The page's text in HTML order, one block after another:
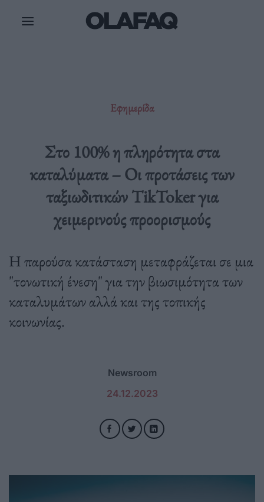
Εφημερίδα
Στο 100% η πληρότητα στα
καταλύματα – Οι προτάσεις των
ταξιωδιτικών TikToker για
χειμερινούς προορισμούς
Η παρούσα κατάσταση μεταφράζεται σε μια
"τονωτική ένεση" για την βιωσιμότητα των
καταλυμάτων αλλά και της τοπικής
κοινωνίας.
Newsroom
24.12.2023